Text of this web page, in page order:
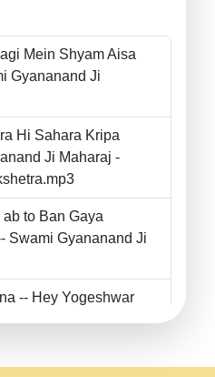
Mein Shyam Aisa
Gyananand Ji
Hi Sahara Kripa
Ji Maharaj -
to Ban Gaya
Swami Gyananand Ji
-- Hey Yogeshwar